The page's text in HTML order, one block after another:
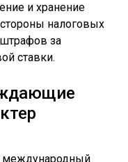
и хранение
налоговых
за
ставки.